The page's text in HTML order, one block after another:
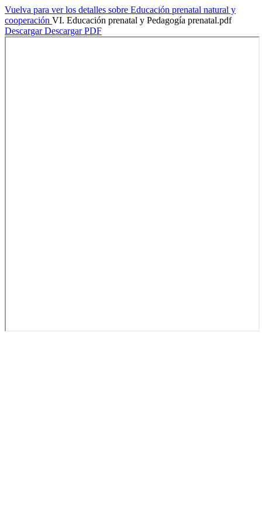
Vuelva para ver los detalles sobre Educación prenatal natural y
cooperación VI. Educación prenatal y Pedagogía prenatal.pdf
DescargarDescargar PDF